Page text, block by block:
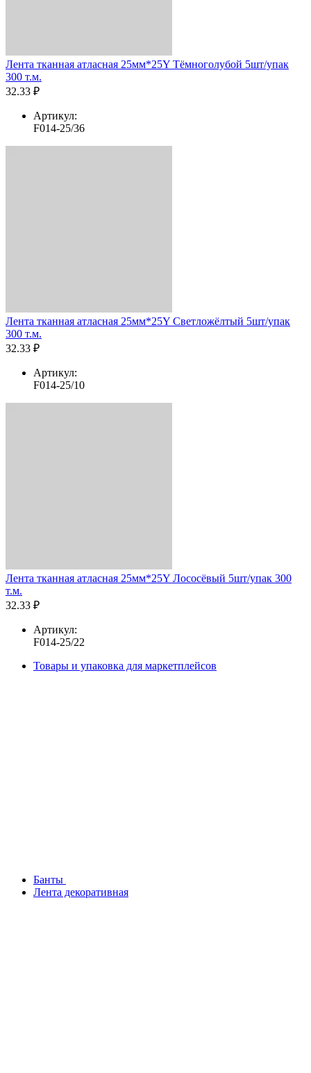
Лента тканная атласная 25мм*25Y Тёмноголубой 5шт/упак
300 т.м.
32.33 ₽
Артикул:
F014-25/36
Лента тканная атласная 25мм*25Y Светложёлтый 5шт/упак
300 т.м.
32.33 ₽
Артикул:
F014-25/10
Лента тканная атласная 25мм*25Y Лососёвый 5шт/упак 300
т.м.
32.33 ₽
Артикул:
F014-25/22
Товары и упаковка для маркетплейсов
Банты
Лента декоративная